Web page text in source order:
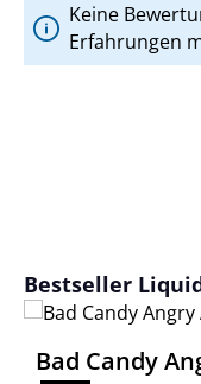
Keine
Erfahrungen
Produktgalerie
Bestseller
Bad Candy